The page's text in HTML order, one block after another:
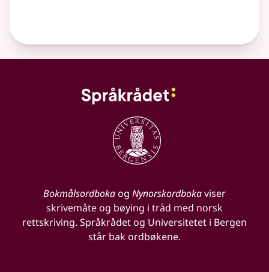
Bokmålsordbokaog Nynorskordbokaviser
skrivemåte og bøying i tråd med norsk
rettskriving. Språkrådet og Universitetet i Bergen
står bak ordbøkene.